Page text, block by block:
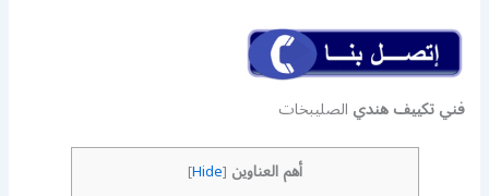
فني تكييف هنديالصليبخات
أهم العناوين [
Hide
]